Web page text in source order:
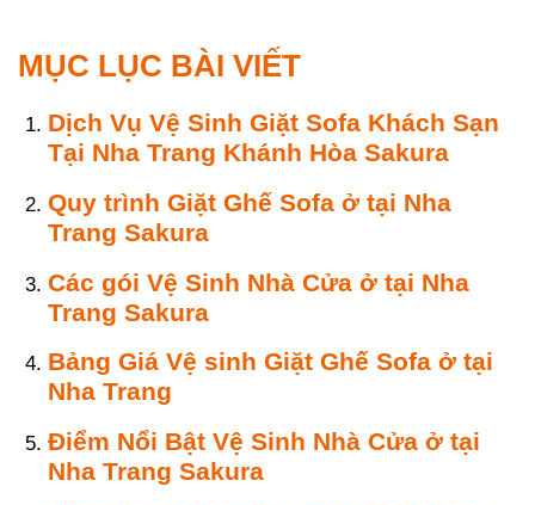
MỤC LỤC BÀI VIẾT
Dịch Vụ Vệ Sinh Giặt Sofa Khách Sạn
Tại Nha Trang Khánh Hòa Sakura
Quy trình Giặt Ghế Sofa ở tại Nha
Trang Sakura
Các gói Vệ Sinh Nhà Cửa ở tại Nha
Trang Sakura
Bảng Giá Vệ sinh Giặt Ghế Sofa ở tại
Nha Trang
Điểm Nổi Bật Vệ Sinh Nhà Cửa ở tại
Nha Trang Sakura